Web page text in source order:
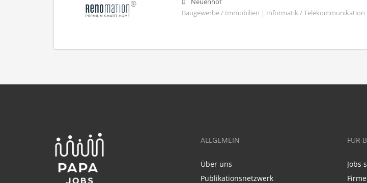
Baugewerbe / Immobilien | Informatik / Telekommunikation
ALLGEMEIN
Über uns
Publikationsnetzwerk
FÜR
Jobs